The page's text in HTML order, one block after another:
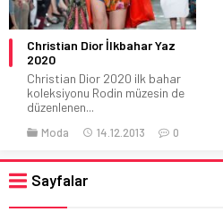
Christian Dior İlkbahar Yaz
2020
Christian Dior 2020 ilk bahar
koleksiyonu Rodin müzesin de
düzenlenen...
Moda 14.12.2013 0
Sayfalar